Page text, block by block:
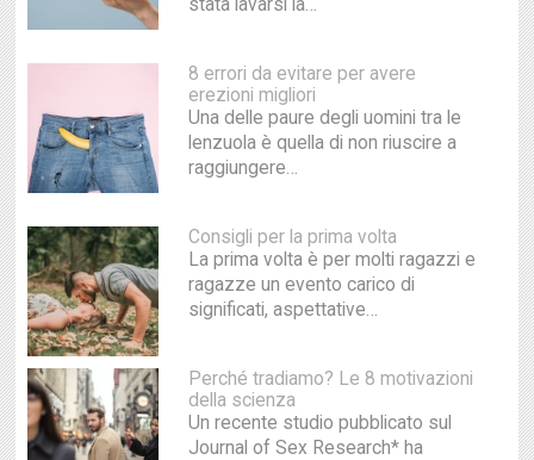
stata lavarsi la…
8 errori da evitare per avere
erezioni migliori
Una delle paure degli uomini tra le
lenzuola è quella di non riuscire a
raggiungere…
Consigli per la prima volta
La prima volta è per molti ragazzi e
ragazze un evento carico di
significati, aspettative…
Perché tradiamo? Le 8 motivazioni
della scienza
Un recente studio pubblicato sul
Journal of Sex Research* ha